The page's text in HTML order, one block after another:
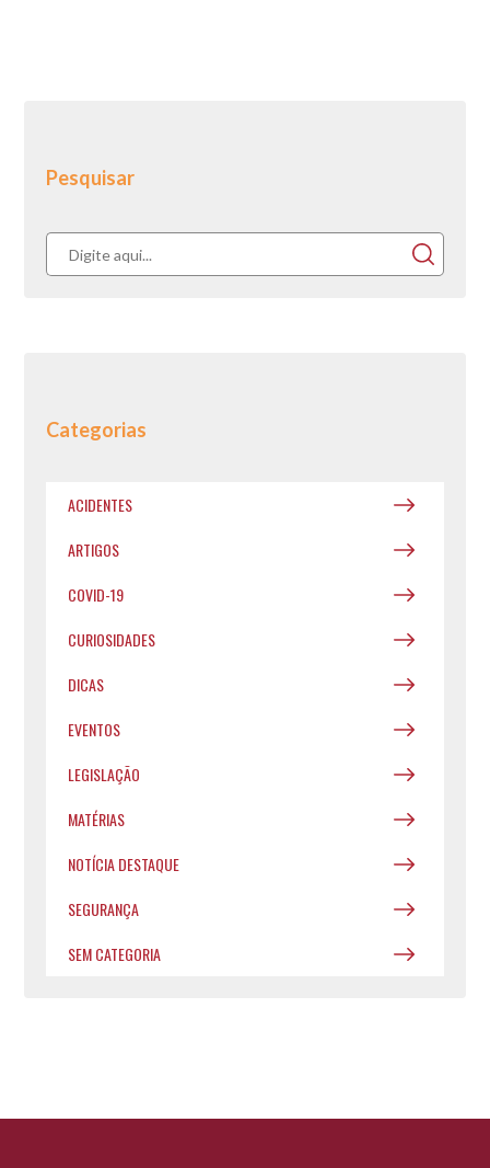
Pesquisar
Categorias
ACIDENTES
ARTIGOS
COVID-19
CURIOSIDADES
DICAS
EVENTOS
LEGISLAÇÃO
MATÉRIAS
NOTÍCIA DESTAQUE
SEGURANÇA
SEM CATEGORIA